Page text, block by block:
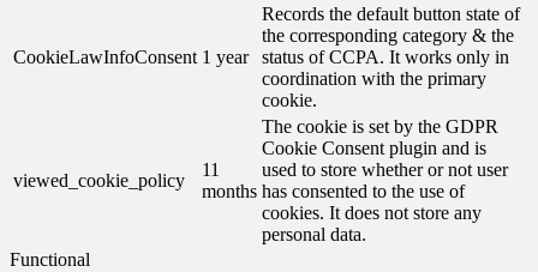
CookieLawInfoConsent 1 year
Records the default button state of
the corresponding category & the
status of CCPA. It works only in
coordination with the primary
cookie.
viewed_cookie_policy
11
months
The cookie is set by the GDPR
Cookie Consent plugin and is
used to store whether or not user
has consented to the use of
cookies. It does not store any
personal data.
Functional